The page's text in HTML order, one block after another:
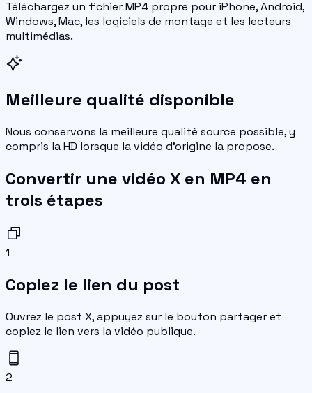
Téléchargez un fichier MP4 propre pour iPhone, Android,
Windows, Mac, les logiciels de montage et les lecteurs
multimédias.
Meilleure qualité disponible
Nous conservons la meilleure qualité source possible, y
compris la HD lorsque la vidéo d'origine la propose.
Convertir une vidéo X en MP4 en
trois étapes
1
Copiez le lien du post
Ouvrez le post X, appuyez sur le bouton partager et
copiez le lien vers la vidéo publique.
2